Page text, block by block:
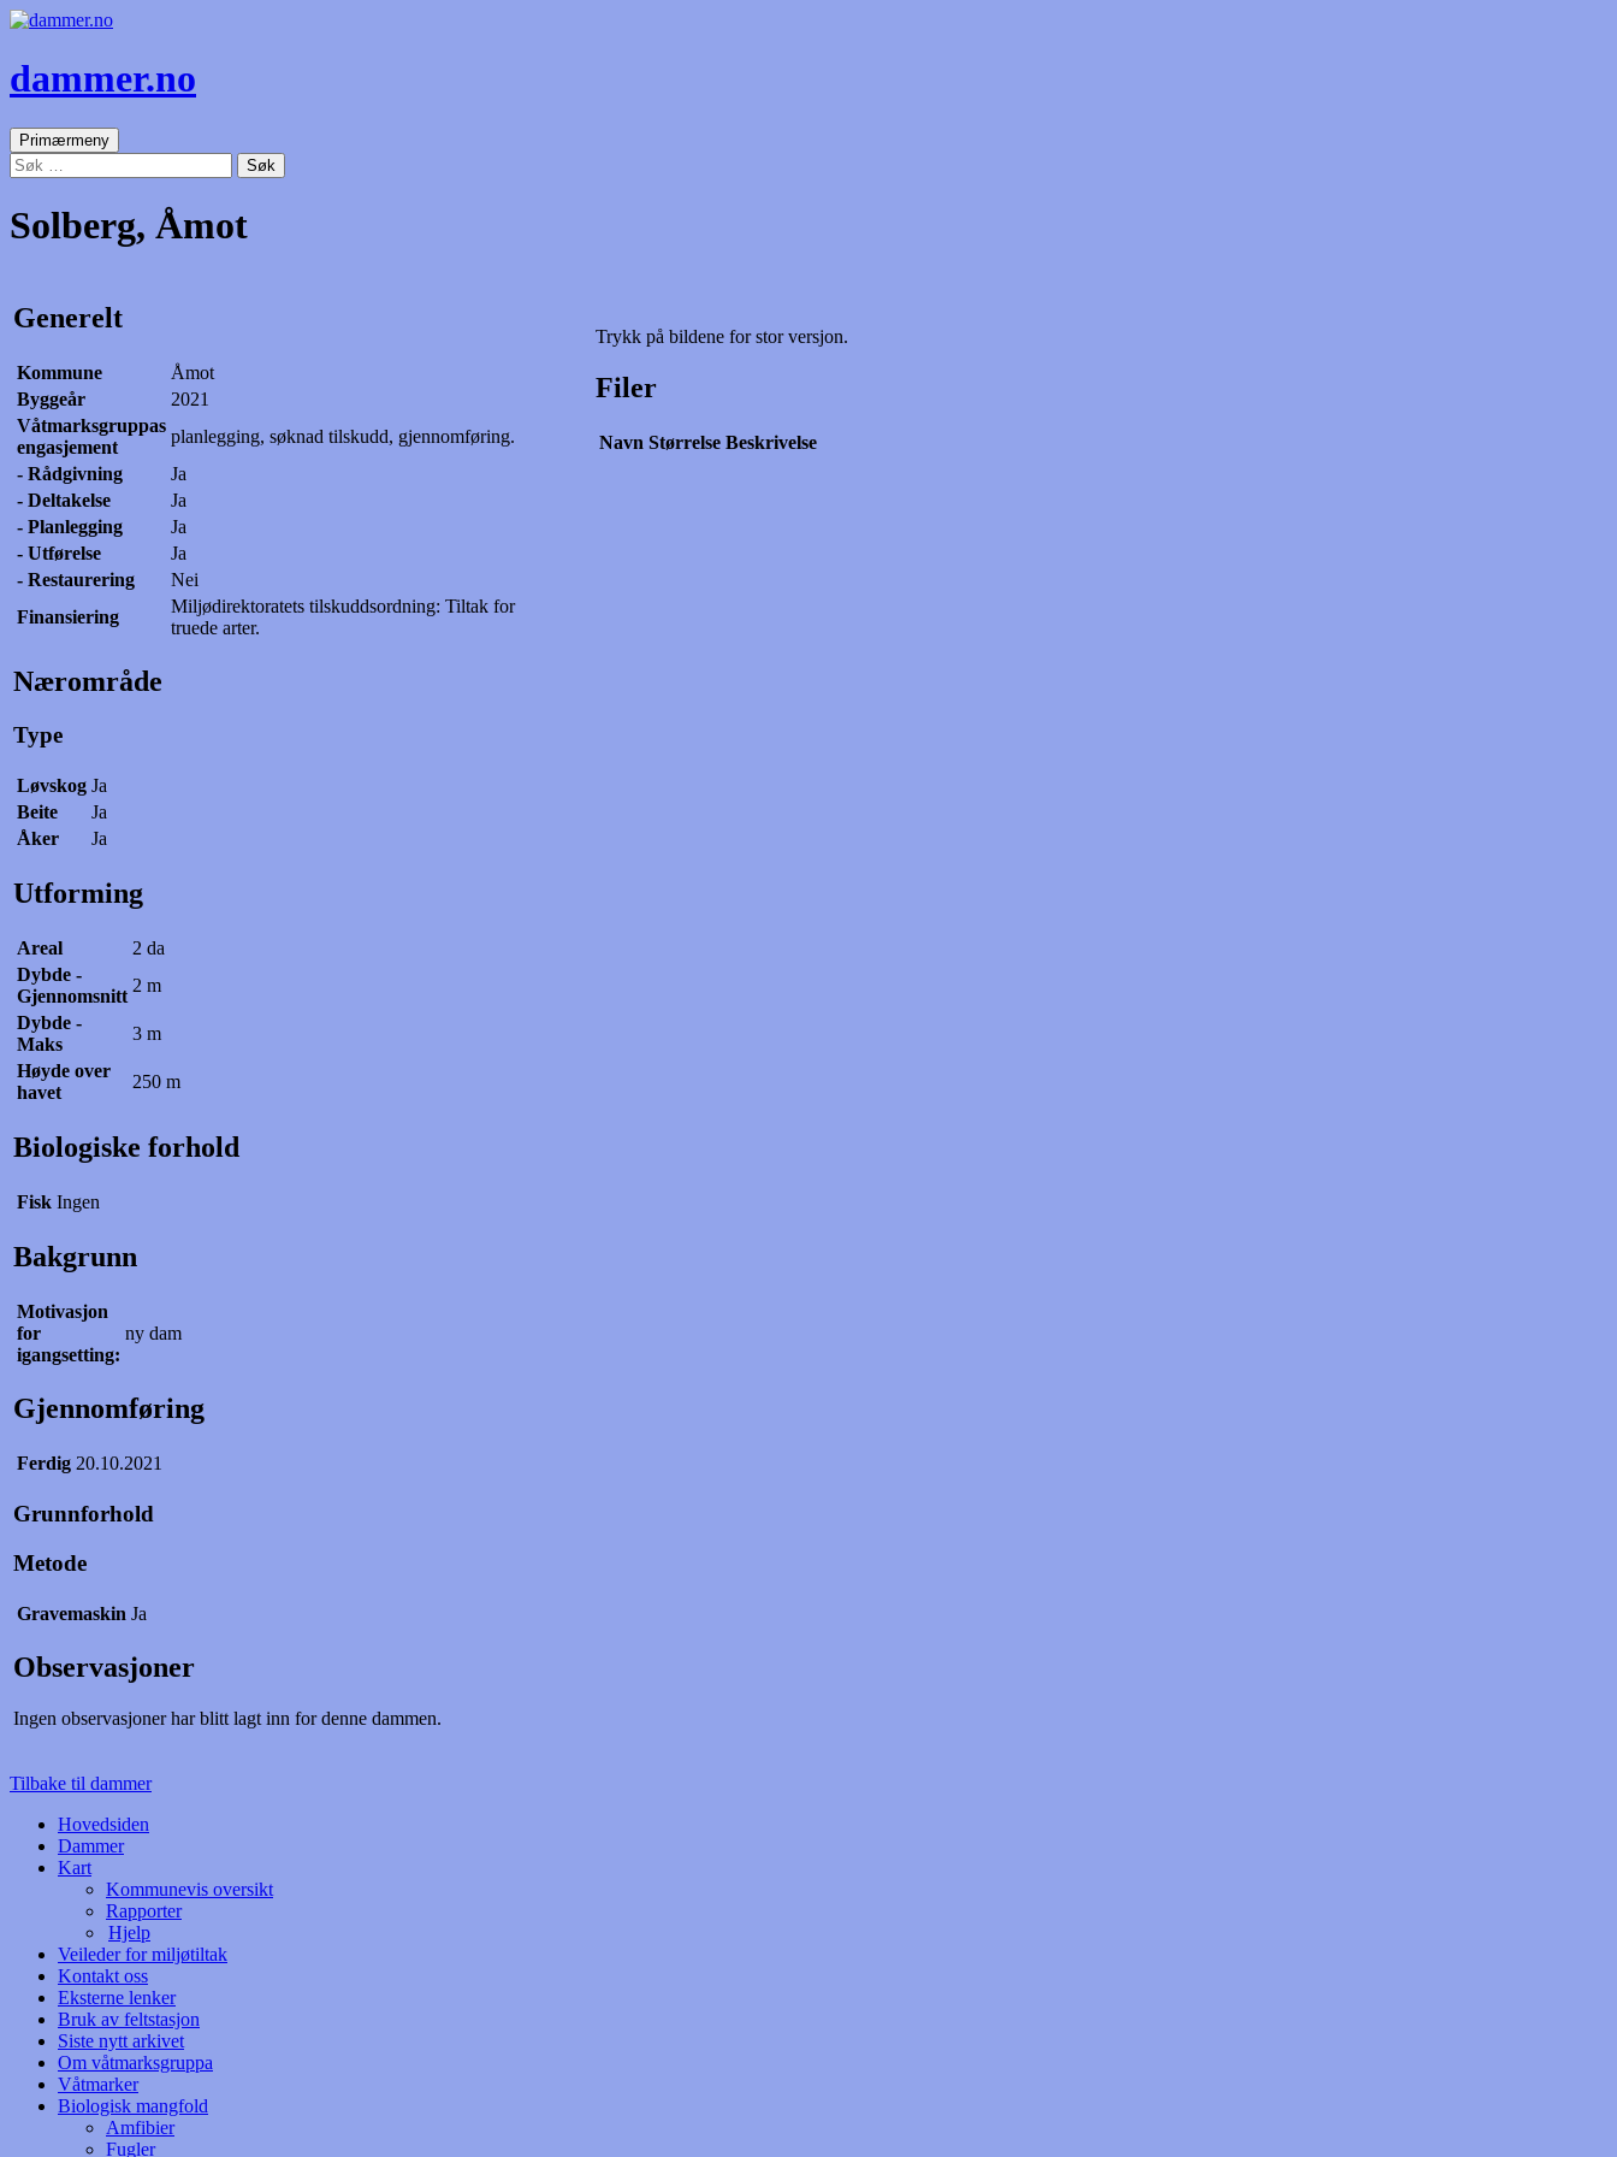
dammer.no
SøkPrimærmeny Gå
til
innhold
Søk
etter:
Solberg, Åmot
Generelt
Kommune
Åmot
Byggeår
2021
Våtmarksgruppas
engasjement
planlegging, søknad tilskudd, gjennomføring.
- Rådgivning
Ja
- Deltakelse
Ja
- Planlegging
Ja
- Utførelse
Ja
- Restaurering
Nei
Finansiering
Miljødirektoratets tilskuddsordning: Tiltak for
truede arter.
Nærområde
Type
Løvskog Ja
Beite
Ja
Åker
Ja
Utforming
Areal
2 da
Dybde -
Gjennomsnitt
2 m
Dybde -
Maks
3 m
Høyde over
havet
250 m
Biologiske forhold
Fisk Ingen
Bakgrunn
Motivasjon
for
igangsetting:
ny dam
Gjennomføring
Ferdig 20.10.2021
Grunnforhold
Metode
Gravemaskin Ja
Observasjoner
Ingen observasjoner har blitt lagt inn for denne dammen.
Trykk på bildene for stor versjon.
Filer
Navn Størrelse Beskrivelse
Tilbake til dammer
Hovedsiden
Dammer
Kart
Kommunevis oversikt
Rapporter
Hjelp
Veileder for miljøtiltak
Kontakt oss
Eksterne lenker
Bruk av feltstasjon
Siste nytt arkivet
Om våtmarksgruppa
Våtmarker
Biologisk mangfold
Amfibier
Fugler